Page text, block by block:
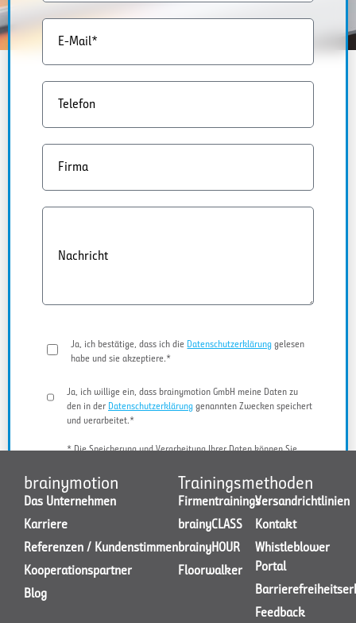
E-Mail*
Telefon
Firma
Nachricht
Ja, ich bestätige, dass ich die Datenschutzerklärung gelesen
habe und sie akzeptiere.*
Ja, ich willige ein, dass brainymotion GmbH meine Daten zu
den in der Datenschutzerklärung genannten Zwecken speichert
und verarbeitet.*
* Die Speicherung und Verarbeitung Ihrer Daten können Sie
JETZT KONTAKT AUFNEHMEN
brainymotion
Das Unternehmen
Karriere
Referenzen / Kundenstimmen
Kooperationspartner
Blog
Trainingsmethoden
Firmentrainings
brainyCLASS
brainyHOUR
Floorwalker
Versandrichtlinien
Kontakt
Whistleblower
Portal
Feedback